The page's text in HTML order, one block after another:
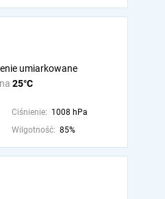
25°C
umiarkowane
Ciśnienie: 1008 hPa
Wilgotność: 85%